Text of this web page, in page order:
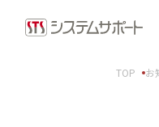
ソリューション・プロダ
TOP お